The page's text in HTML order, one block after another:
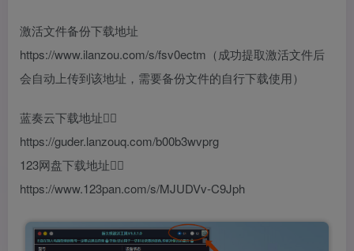
激活文件备份下载地址
https://www.ilanzou.com/s/fsv0ectm（成功提取激活文件后
会自动上传到该地址，需要备份文件的自行下载使用）
蓝奏云下载地址👇🏻
https://guder.lanzouq.com/b00b3wvprg
123网盘下载地址👇🏻
https://www.123pan.com/s/MJUDVv-C9Jph